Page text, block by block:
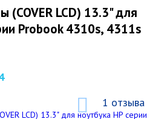
LCD) 13.3" для
Probook 4310s, 4311s
1 отзыва